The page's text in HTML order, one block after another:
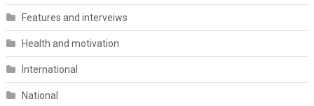
Features and interveiws
Health and motivation
International
National